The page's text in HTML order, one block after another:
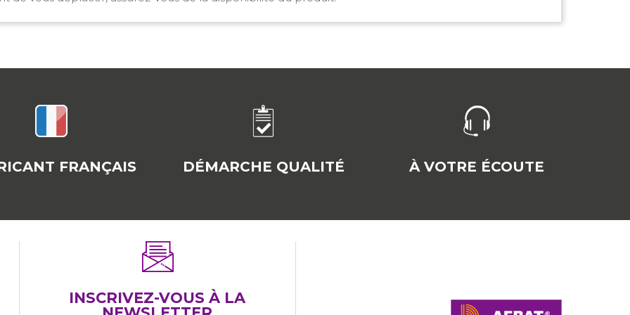
FRANÇAIS DÉMARCHE QUALITÉ À VOTRE ÉCOUTE
INSCRIVEZ-VOUS À LA